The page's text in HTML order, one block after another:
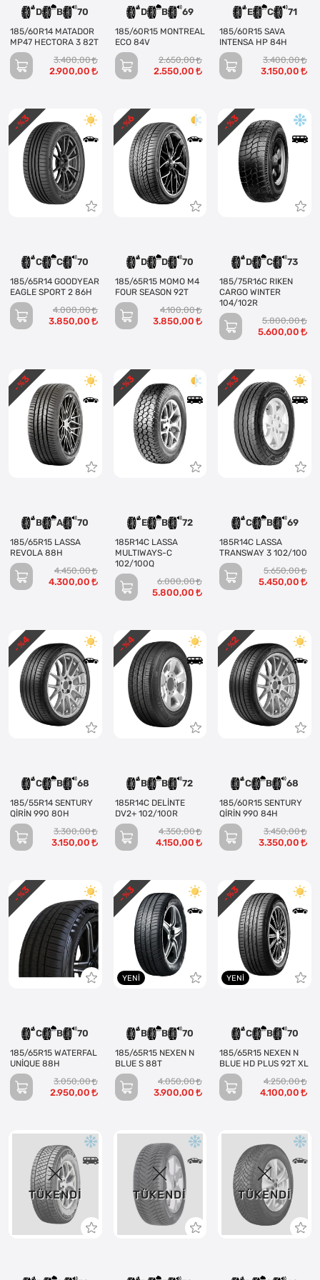
D B 70
185/60R14 MATADOR
MP47 HECTORA 3 82T
3.400,00
2.900,00
D B 69
185/60R15 MONTREAL
ECO 84V
2.650,00
2.550,00
E C 71
185/60R15 SAVA
INTENSA HP 84H
3.400,00
3.150,00
C C 70
185/65R14 GOODYEAR
EAGLE SPORT 2 86H
4.000,00
3.850,00
- %
3
D D 70
185/65R15 MOMO M4
FOUR SEASON 92T
4.100,00
3.850,00
- %
6
D C 73
185/75R16C RIKEN
CARGO WINTER
104/102R
5.800,00
5.600,00
- %
3
B A 70
185/65R15 LASSA
REVOLA 88H
4.450,00
4.300,00
- %
3
E B 72
185R14C LASSA
MULTIWAYS-C
102/100Q
6.000,00
5.800,00
- %
3
C B 69
185R14C LASSA
TRANSWAY 3 102/100
5.650,00
5.450,00
- %
3
C B 68
185/55R14 SENTURY
QİRİN 990 80H
3.300,00
3.150,00
- %
4
B B 72
185R14C DELİNTE
DV2+ 102/100R
4.350,00
4.150,00
- %
4
C B 68
185/60R15 SENTURY
QİRİN 990 84H
3.450,00
3.350,00
- %
2
C B 70
185/65R15 WATERFAL
UNİQUE 88H
3.050,00
2.950,00
- %
3
YENI
B B 70
185/65R15 NEXEN N
BLUE S 88T
4.050,00
3.900,00
- %
3
YENI
C B 70
185/65R15 NEXEN N
BLUE HD PLUS 92T XL
4.250,00
4.100,00
- %
3
TÜKENDI TÜKENDI TÜKENDI